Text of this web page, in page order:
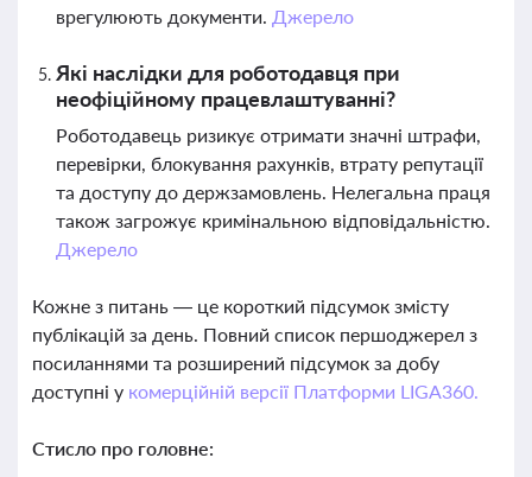
врегулюють документи. Джерело
Які наслідки для роботодавця при
неофіційному працевлаштуванні?
Роботодавець ризикує отримати значні штрафи,
перевірки, блокування рахунків, втрату репутації
та доступу до держзамовлень. Нелегальна праця
також загрожує кримінальною відповідальністю.
Джерело
Кожне з питань — це короткий підсумок змісту
публікацій за день. Повний список першоджерел з
посиланнями та розширений підсумок за добу
доступні у комерційній версії Платформи LIGA360.
Стисло про головне: